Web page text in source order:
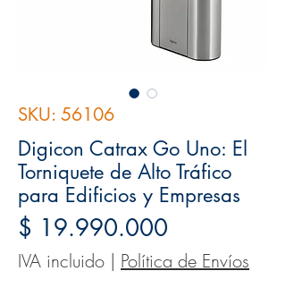
SKU: 56106
Digicon Catrax Go Uno: El
Torniquete de Alto Tráfico
para Edificios y Empresas
$ 19.990.000
IVA incluido | Política de Envíos